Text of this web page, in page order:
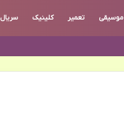
موسیقی تعمیر کلینیک سریال